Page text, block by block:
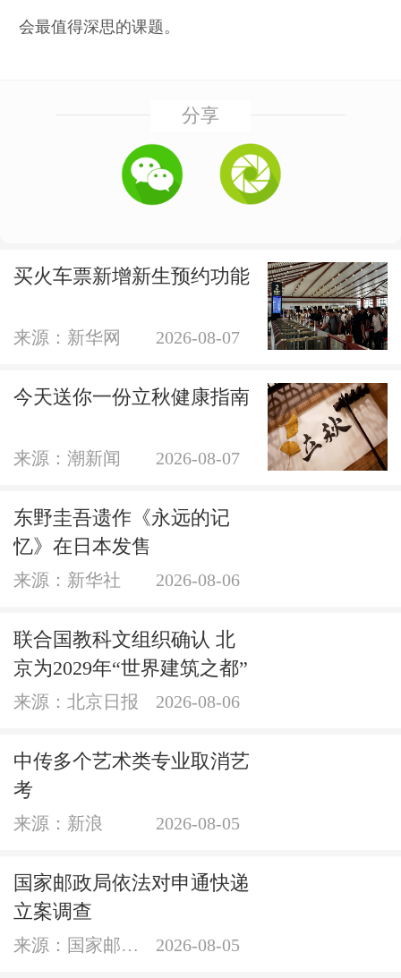
会最值得深思的课题。
分享
买火车票新增新生预约功能
来源：新华网 2026-08-07
今天送你一份立秋健康指南
来源：潮新闻 2026-08-07
东野圭吾遗作《永远的记
忆》在日本发售
来源：新华社 2026-08-06
联合国教科文组织确认 北
京为2029年“世界建筑之都”
来源：北京日报 2026-08-06
中传多个艺术类专业取消艺
考
来源：新浪 2026-08-05
国家邮政局依法对申通快递
立案调查
来源：国家邮政局网站 2026-08-05